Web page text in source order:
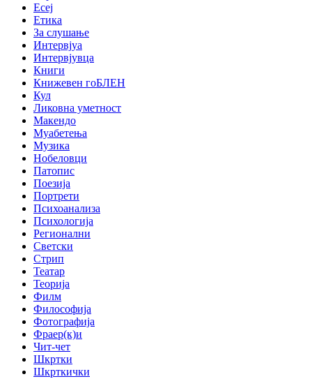
Есеј
Етика
За слушање
Интервјуа
Интервјувца
Книги
Книжевен гоБЛЕН
Кул
Ликовна уметност
Макендо
Муабетења
Музика
Нобеловци
Патопис
Поезија
Портрети
Психоанализа
Психологија
Регионални
Светски
Стрип
Театар
Теорија
Филм
Философија
Фотографија
Фраер(к)и
Чит-чет
Шкртки
Шкрткички